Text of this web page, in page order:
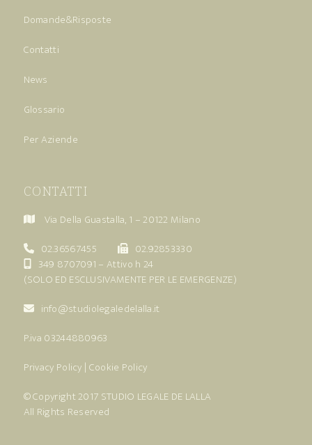
Domande&Risposte
Contatti
News
Glossario
Per Aziende
CONTATTI
Via Della Guastalla, 1 – 20122 Milano
02.36567455
02.92853330
349 8707091 – Attivo h 24
(SOLO ED ESCLUSIVAMENTE PER LE EMERGENZE)
info@studiolegaledelalla.it
P.iva 03244880963
Privacy Policy | Cookie Policy
© Copyright 2017 STUDIO LEGALE DE LALLA
All Rights Reserved